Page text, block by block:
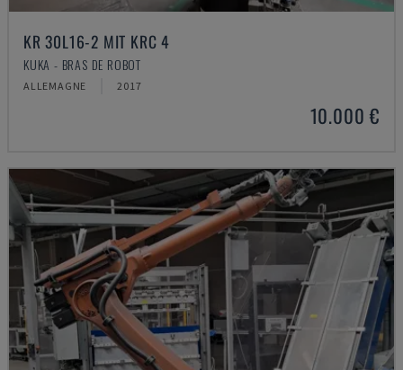
KR 30L16-2 MIT KRC 4
KUKA - BRAS DE ROBOT
ALLEMAGNE 2017
10.000 €